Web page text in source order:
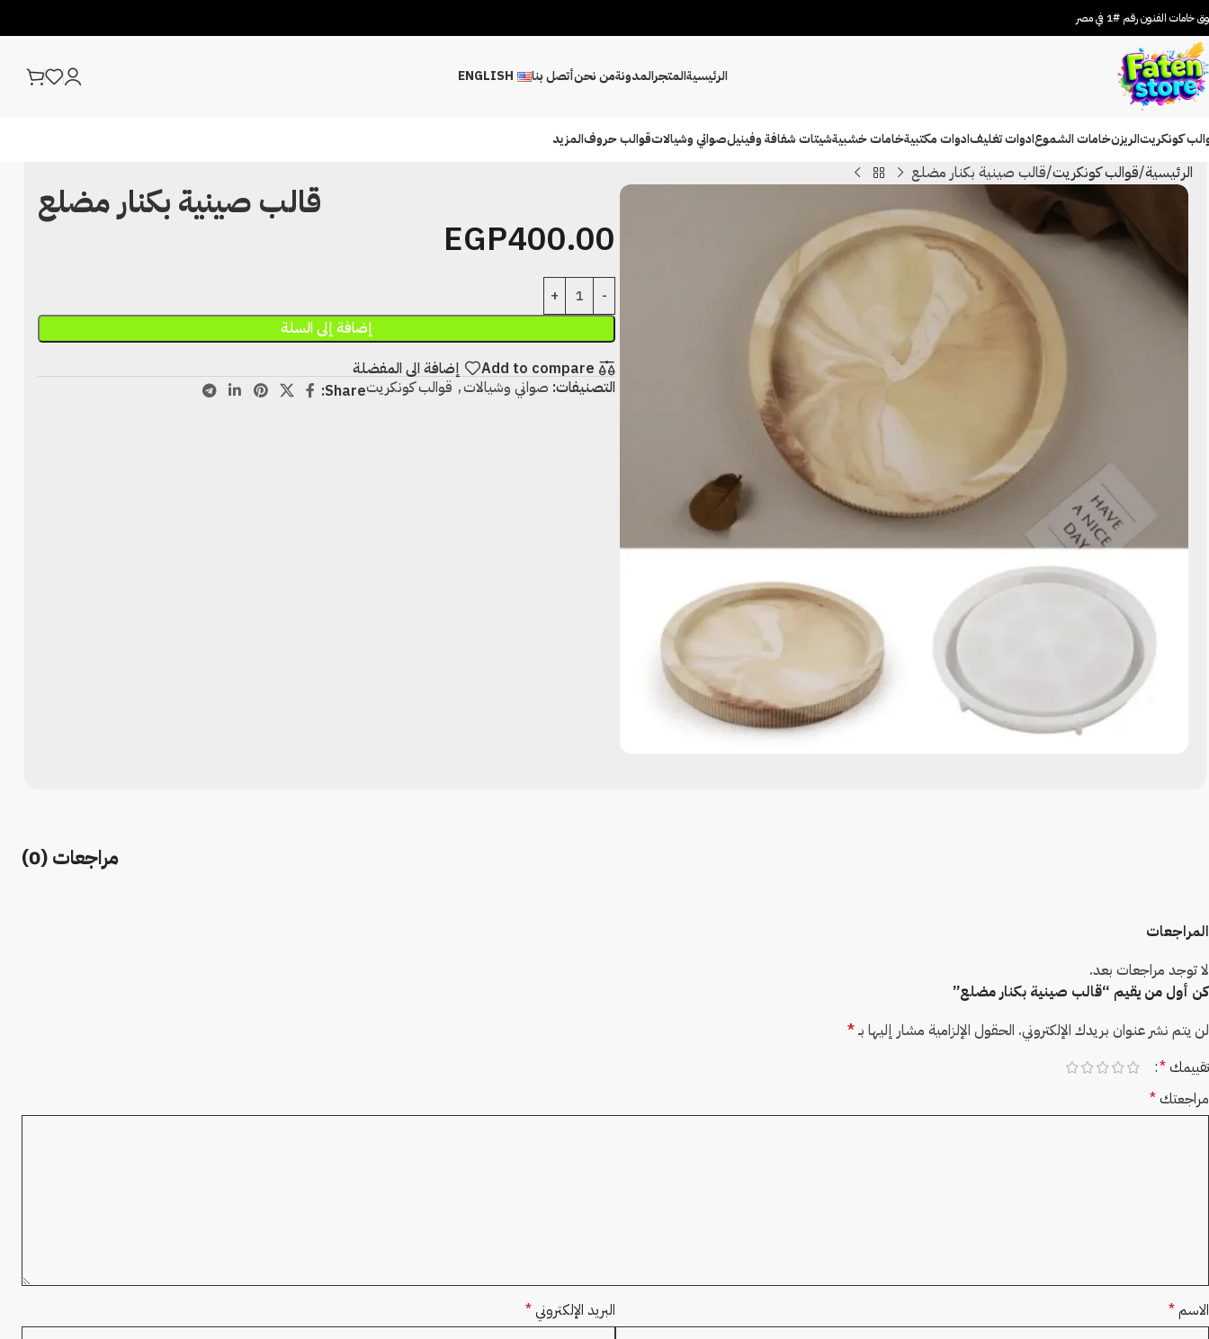
خامات الفنون رقم #1 في مصر
الرئيسيةالمتجرالمدونةمن نحنأتصل بنا ENGLISH
كونكريتالريزنخامات الشموعادوات تغليفادوات مكتبيةخامات خشبيةشيتات شفافة وفينيلصواني وشيالاتقوالب حروفالمزيد
الرئيسية قوالب كونكريت قالب صينية بكنار مضلع
قالب صينية بكنار مضلع
EGP400.00
إضافة إلى السلة
Add to compare
إضافة الى المفضلة
التصنيفات: صواني وشيالات, قوالب كونكريتShare:
مراجعات (0)
المراجعات
لا توجد مراجعات بعد.
كن أول من يقيم “قالب صينية بكنار مضلع”
لن يتم نشر عنوان بريدك الإلكتروني. الحقول الإلزامية مشار إليها بـ*
تقييمك*
مراجعتك*
الاسم* البريد الإلكتروني*